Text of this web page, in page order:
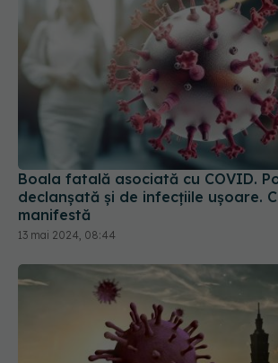
Boala fatală asociată cu COVID.
declanșată și de infecțiile ușoare.
manifestă
13 mai 2024, 08:44